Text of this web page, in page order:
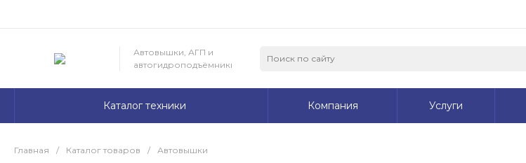
Автовышки, АГП и
автогидроподъёмники
Каталог техники Компания Услуги
Главная / Каталог товаров / Автовышки